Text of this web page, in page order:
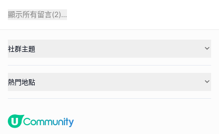
顯示所有留言(2)...
社群主題
熱門地點